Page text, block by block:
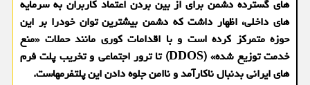
های گسترده دشمن برای از بین بردن اعتماد کاربران به سرمایه
های داخلی، اظهار داشت که دشمن بیشترین توان خودرا بر این
حوزه متمرکز کرده است و با اقدامات کوری مانند حملات «منع
خدمت توزیع شده» (DDOS) تا ترور اجتماعی و تخریب پلت فرم
های ایرانی بدنبال ناکارآمد و ناامن جلوه دادن این پلتفرمهاست.